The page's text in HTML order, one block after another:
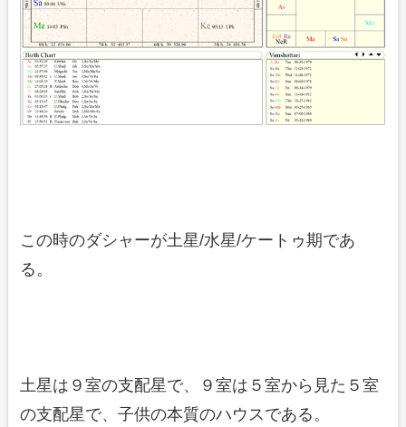
この時のダシャーが土星/水星/ケートゥ期であ
る。
土星は９室の支配星で、９室は５室から見た５室
の支配星で、子供の本質のハウスである。